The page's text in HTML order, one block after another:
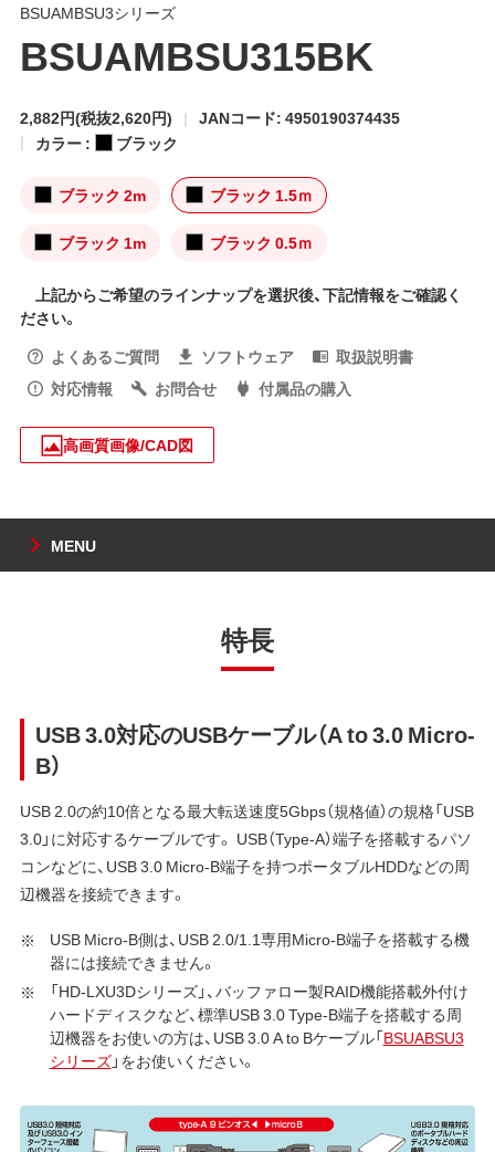
BSUAMBSU3シリーズ
BSUAMBSU315BK
2,882円(税抜2,620円)
JANコード: 4950190374435
カラー :
ブラック
ブラック 2m ブラック 1.5ｍ
ブラック 1m ブラック 0.5ｍ
上記からご希望のラインナップを選択後、下記情報をご確認く
ださい。
よくあるご質問
ソフトウェア
取扱説明書
対応情報
お問合せ 付属品の購入
高画質画像/CAD図
MENU
特長
USB 3.0対応のUSBケーブル（A to 3.0 Micro-
B）
USB 2.0の約10倍となる最大転送速度5Gbps（規格値）の規格「USB
3.0」に対応するケーブルです。 USB（Type-A）端子を搭載するパソ
コンなどに、USB 3.0 Micro-B端子を持つポータブルHDDなどの周
辺機器を接続できます。
USB Micro-B側は、USB 2.0/1.1専用Micro-B端子を搭載する機
器には接続できません。
「HD-LXU3Dシリーズ」、バッファロー製RAID機能搭載外付け
ハードディスクなど、標準USB 3.0 Type-B端子を搭載する周
辺機器をお使いの方は、USB 3.0 A to Bケーブル「BSUABSU3
シリーズ」をお使いください。